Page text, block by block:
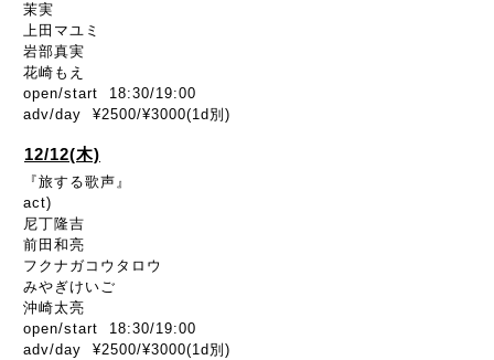
茉実
上田マユミ
岩部真実
花崎もえ
open/start 18:30/19:00
adv/day ¥2500/¥3000(1d別)
12/12(木)
『旅する歌声』
act)
尼丁隆吉
前田和亮
フクナガコウタロウ
みやぎけいご
沖崎太亮
open/start 18:30/19:00
adv/day ¥2500/¥3000(1d別)